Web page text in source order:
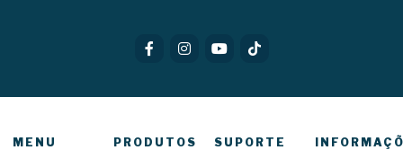
MENU PRODUTOS SUPORTE